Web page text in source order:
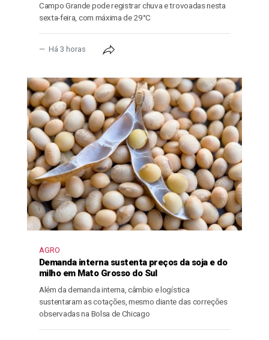
Campo Grande pode registrar chuva e trovoadas nesta
sexta-feira, com máxima de 29°C
Há 3 horas
AGRO
Demanda interna sustenta preços da soja e do
milho em Mato Grosso do Sul
Além da demanda interna, câmbio e logística
sustentaram as cotações, mesmo diante das correções
observadas na Bolsa de Chicago